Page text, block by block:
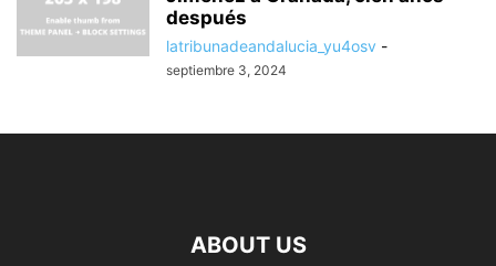
después
latribunadeandalucia_yu4osv -
septiembre 3, 2024
ABOUT US